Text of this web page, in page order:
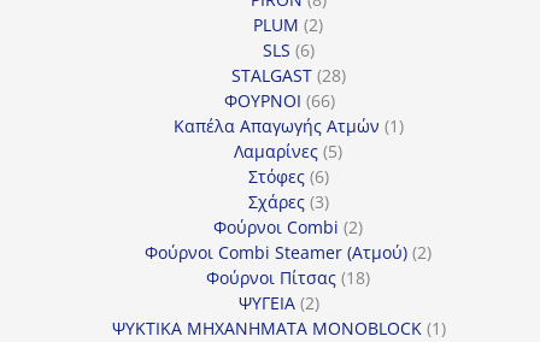
προϊόντα
PLUM 22
SLS 66
προϊόντα
STALGAST 2828
ΦΟΥΡΝΟΙ 6666
προϊόντα
Καπέλα Απαγωγής Ατμών 11
Λαμαρίνες 55
Στόφες 66
προϊόντα
Σχάρες 33
προϊόντα
Φούρνοι Combi 22
προϊόντα
Φούρνοι Combi Steamer (Ατμού) 22
Φούρνοι Πίτσας 1818
ΨΥΓΕΙΑ 22
προϊόντα
ΨΥΚΤΙΚΑ ΜΗΧΑΝΗΜΑΤΑ MONOBLOCK 11